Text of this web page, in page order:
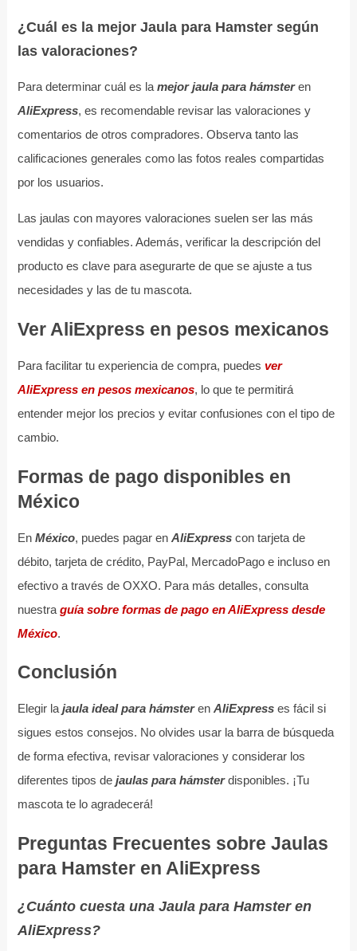
¿Cuál es la mejor Jaula para Hamster según
las valoraciones?
Para determinar cuál es la mejor jaula para hámsteren
AliExpress, es recomendable revisar las valoraciones y
comentarios de otros compradores. Observa tanto las
calificaciones generales como las fotos reales compartidas
por los usuarios.
Las jaulas con mayores valoraciones suelen ser las más
vendidas y confiables. Además, verificar la descripción del
producto es clave para asegurarte de que se ajuste a tus
necesidades y las de tu mascota.
Ver AliExpress en pesos mexicanos
Para facilitar tu experiencia de compra, puedes ver
AliExpress en pesos mexicanos, lo que te permitirá
entender mejor los precios y evitar confusiones con el tipo de
cambio.
Formas de pago disponibles en
México
En México, puedes pagar en AliExpresscon tarjeta de
débito, tarjeta de crédito, PayPal, MercadoPago e incluso en
efectivo a través de OXXO. Para más detalles, consulta
nuestra guía sobre formas de pago en AliExpress desde
México.
Conclusión
Elegir la jaula ideal para hámsteren AliExpresses fácil si
sigues estos consejos. No olvides usar la barra de búsqueda
de forma efectiva, revisar valoraciones y considerar los
diferentes tipos de jaulas para hámsterdisponibles. ¡Tu
mascota te lo agradecerá!
Preguntas Frecuentes sobre Jaulas
para Hamster en AliExpress
¿Cuánto cuesta una Jaula para Hamster en
AliExpress?